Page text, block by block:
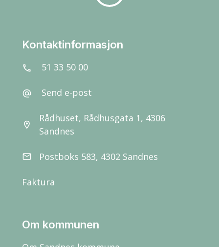
Kontaktinformasjon
call 51 33 50 00
alternate_email Send e-post
location_on
Rådhuset, Rådhusgata 1, 4306
Sandnes
email Postboks 583, 4302 Sandnes
Faktura
Om kommunen